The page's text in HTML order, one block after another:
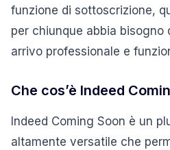
funzione di sottoscrizione,
per chiunque abbia bisogno
arrivo professionale e
Che cos’è Indeed
Indeed Coming Soon è un
altamente versatile che